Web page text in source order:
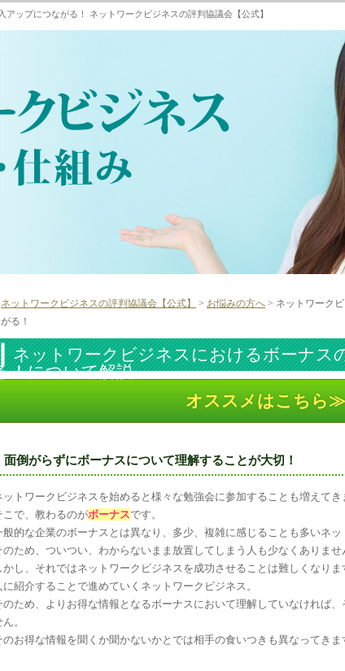
ップにつながる！ ネットワークビジネスの評判協議会【公式】
ネットワークビジネスの評判協議会【公式】 > お悩みの方へ > ネットワーク
がる！
ネットワークビジネスにおけるボーナス
！について解説
オススメはこち
面倒がらずにボーナスについて理解することが大切！
ットワークビジネスを始めると様々な勉強会に参加することも増えてき
こで、教わるのがボーナスです。
般的な企業のボーナスとは異なり、多少、複雑に感じることも多いネ
のため、ついつい、わからないまま放置してしまう人も少なくありませ
かし、それではネットワークビジネスを成功させることは難しくなりま
に紹介することで進めていくネットワークビジネス。
のため、よりお得な情報となるボーナスにおいて理解していなければ
。
のお得な情報を聞くか聞かないかとでは相手の食いつきも異なってきま